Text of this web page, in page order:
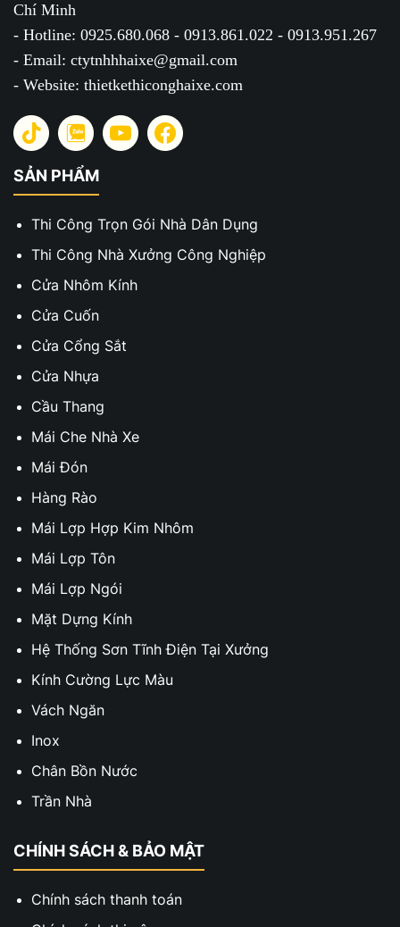
Chí Minh
- Hotline: 0925.680.068 - 0913.861.022 - 0913.951.267
- Email: ctytnhhhaixe@gmail.com
- Website: thietkethiconghaixe.com
SẢN PHẨM
Thi Công Trọn Gói Nhà Dân Dụng
Thi Công Nhà Xưởng Công Nghiệp
Cửa Nhôm Kính
Cửa Cuốn
Cửa Cổng Sắt
Cửa Nhựa
Cầu Thang
Mái Che Nhà Xe
Mái Đón
Hàng Rào
Mái Lợp Hợp Kim Nhôm
Mái Lợp Tôn
Mái Lợp Ngói
Mặt Dựng Kính
Hệ Thống Sơn Tĩnh Điện Tại Xưởng
Kính Cường Lực Màu
Vách Ngăn
Inox
Chân Bồn Nước
Trần Nhà
CHÍNH SÁCH & BẢO MẬT
Chính sách thanh toán